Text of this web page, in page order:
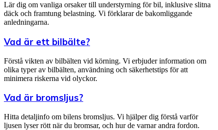
Lär dig om vanliga orsaker till understyrning för bil, inklusive slitna
däck och framtung belastning. Vi förklarar de bakomliggande
anledningarna.
Vad är ett bilbälte?
Förstå vikten av bilbälten vid körning. Vi erbjuder information om
olika typer av bilbälten, användning och säkerhetstips för att
minimera riskerna vid olyckor.
Vad är bromsljus?
Hitta detaljinfo om bilens bromsljus. Vi hjälper dig förstå varför
ljusen lyser rött när du bromsar, och hur de varnar andra fordon.